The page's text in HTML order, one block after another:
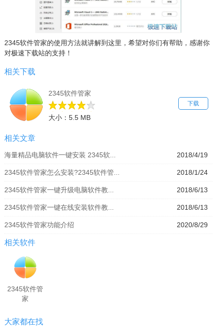
2345软件管家的使用方法就讲解到这里，希望对你们有帮助，感谢你
对极速下载站的支持！
相关下载
下载
2345软件管家
大小：5.5 MB
相关文章
2018/4/19
海量精品电脑软件一键安装 2345软...
2018/1/24
2345软件管家怎么安装?2345软件管...
2018/6/13
2345软件管家一键升级电脑软件教...
2018/6/13
2345软件管家一键在线安装软件教...
2020/8/29
2345软件管家功能介绍
相关软件
2345软件管
家
大家都在找